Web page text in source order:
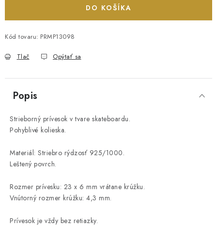
DO KOŠÍKA
Kód tovaru: PRMP13098
Tlač Opýtať sa
Popis
Strieborný prívesok v tvare skateboardu.
Pohyblivé kolieska.
Materiál: Striebro rýdzosť 925/1000.
Leštený povrch.
Rozmer prívesku: 23 x 6 mm vrátane krúžku.
Vnútorný rozmer krúžku: 4,3 mm.
Prívesok je vždy bez retiazky.